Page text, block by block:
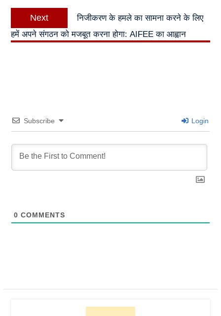
Next
Next
post:
निजीकरण के हमले का सामना करने के लिए
हमें अपने संगठन को मजबूत करना होगा: AIFEE का आह्वान
Subscribe Login
0 COMMENTS